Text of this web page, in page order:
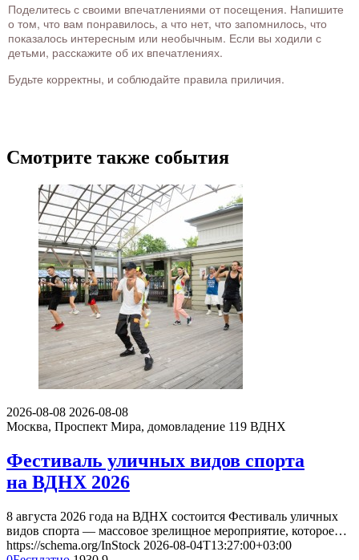
Поделитесь с своими впечатлениями от посещения. Напишите
о том, что вам понравилось, а что нет, что запомнилось, что
показалось интересным или необычным. Если вы ходили с
детьми, расскажите об их впечатлениях.
Будьте корректны, и соблюдайте правила приличия.
Смотрите также события
2026-08-08 2026-08-08
Москва, Проспект Мира, домовладение 119 ВДНХ
Фестиваль уличных видов спорта
на ВДНХ 2026
8 августа 2026 года на ВДНХ состоится Фестиваль уличных
видов спорта — массовое зрелищное мероприятие, которое…
https://schema.org/InStock 2026-08-04T13:27:00+03:00